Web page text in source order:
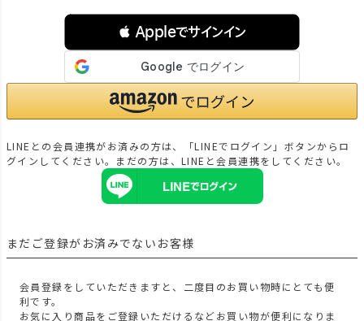
 Appleでサインイン
LINEとの会員連携がお済みの方は、「LINEでログイン」ボタンからロ
グインしてください。まだの方は、LINEと会員連携をしてください。
まだご登録がお済みでないお客様
会員登録をしていただきますと、二度目のお買い物時にとても便
利です。
お気に入り商品をご登録いただけるなどお買い物が便利になりま